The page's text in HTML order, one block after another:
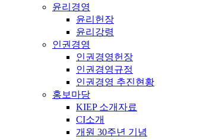
윤리경영
윤리헌장
윤리강령
인권경영
인권경영헌장
인권경영규정
인권경영 추진현황
홍보마당
KIEP 소개자료
CI소개
개원 30주년 기념